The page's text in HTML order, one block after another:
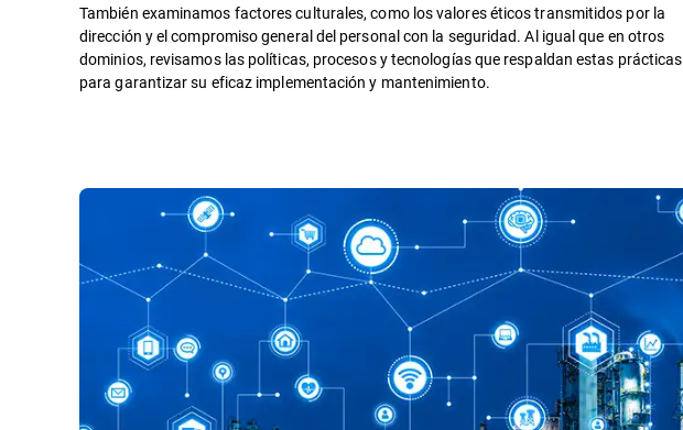
También examinamos factores culturales, como los valores éticos transmitidos por la
dirección y el compromiso general del personal con la seguridad. Al igual que en otros
dominios, revisamos las políticas, procesos y tecnologías que respaldan estas prácticas
para garantizar su eficaz implementación y mantenimiento.